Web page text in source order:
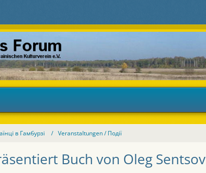
в Гамбурзі Veranstaltungen / Події
Buch von Oleg Sentsov